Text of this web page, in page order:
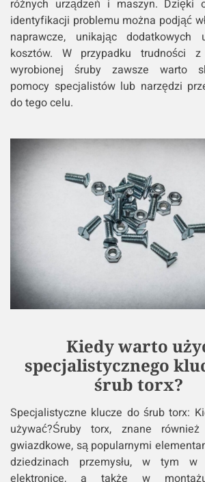
różnych urządzeń i maszyn. Dzięki
identyfikacji problemu można podjąć
naprawcze, unikając dodatkowych
kosztów. W przypadku trudności z
wyrobionej śruby zawsze warto
pomocy specjalistów lub narzędzi
do tego celu.
Kiedy warto
specjalistycznego
śrub torx?
Specjalistyczne klucze do śrub torx:
używać?Śruby torx, znane
gwiazdkowe, są popularnymi
dziedzinach przemysłu, w tym w
elektronice, a także w